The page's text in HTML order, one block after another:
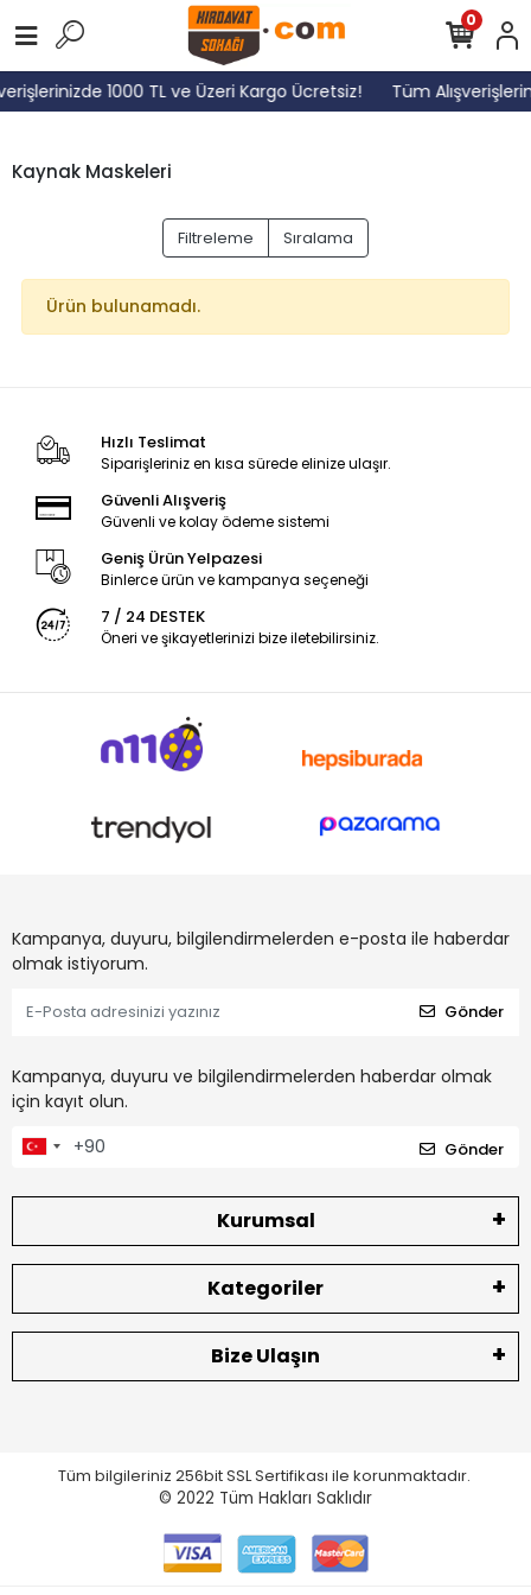
1000 TL ve Üzeri Kargo Ücretsiz! Tüm
0
Kaynak Maskeleri
Filtreleme Sıralama
Ürün bulunamadı.
Hızlı Teslimat
Siparişleriniz en kısa sürede elinize ulaşır.
Güvenli Alışveriş
Güvenli ve kolay ödeme sistemi
Geniş Ürün Yelpazesi
Binlerce ürün ve kampanya seçeneği
7 / 24 DESTEK
Öneri ve şikayetlerinizi bize iletebilirsiniz.
Kampanya, duyuru, bilgilendirmelerden e-posta ile haberdar
olmak istiyorum.
Gönder
Kampanya, duyuru ve bilgilendirmelerden haberdar olmak
için kayıt olun.
Gönder
Kurumsal
Kategoriler
Bize Ulaşın
Tüm bilgileriniz 256bit SSL Sertifikası ile korunmaktadır.
© 2022 Tüm Hakları Saklıdır